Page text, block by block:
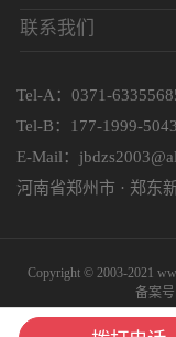
联系我们
Tel-A：0371-
Tel-B：177-1999-5043
E-Mail：
河南省郑州市 · 郑东
Copyright © 2003-2021
备案号